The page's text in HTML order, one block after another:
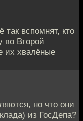
так вспомнят, кто
во Второй
их хвалёные
но что они
из ГосДепа?